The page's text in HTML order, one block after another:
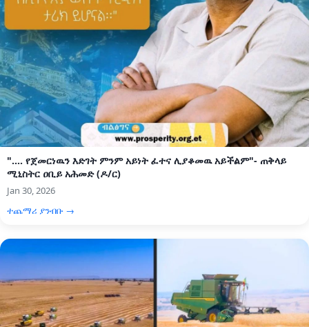
".... የጀመርነዉን እድገት ምንም አይነት ፈተና ሊያቆመዉ አይችልም"- ጠቅላይ
ሚኒስትር ዐቢይ አሕመድ (ዶ/ር)
Jan 30, 2026
ተጨማሪ ያንብቡ →